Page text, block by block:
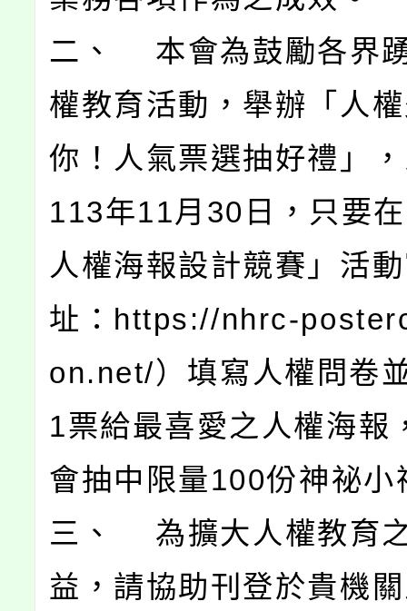
二、 本會為鼓勵各界
權教育活動，舉辦「人
你！人氣票選抽好禮」
113年11月30日，只要
人權海報設計競賽」活
址：https://nhrc-
on.net/）填寫人權問卷
1票給最喜愛之人權海報
會抽中限量100份神祕小
三、 為擴大人權教育
益，請協助刊登於貴機